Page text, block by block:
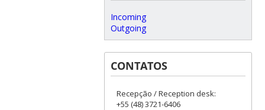
Incoming
Outgoing
CONTATOS
Recepção / Reception desk:
+55 (48) 3721-6406